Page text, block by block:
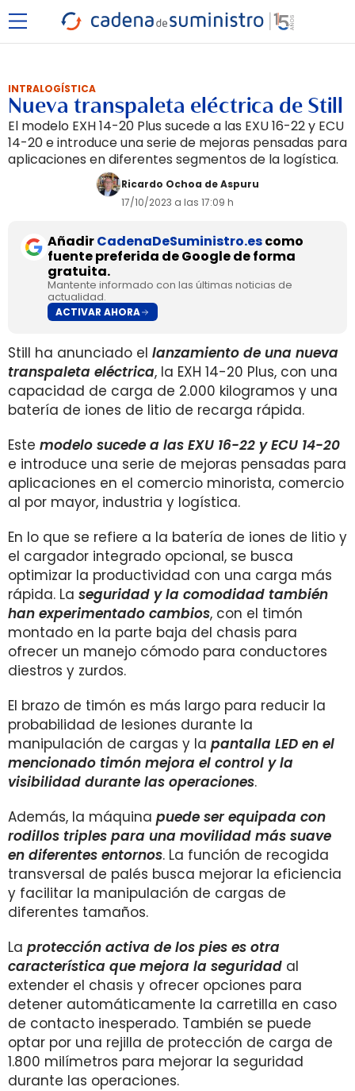
INTRALOGÍSTICA
Nueva transpaleta eléctrica de Still
El modelo EXH 14-20 Plus sucede a las EXU 16-22 y ECU
14-20 e introduce una serie de mejoras pensadas para
aplicaciones en diferentes segmentos de la logística.
Ricardo Ochoa de Aspuru
17/10/2023 a las 17:09 h
AñadirCadenaDeSuministro.escomo
fuente preferida de Google de forma
gratuita.
Mantente informado con las últimas noticias de
actualidad.
ACTIVAR AHORA
Still ha anunciado el lanzamiento de una nueva
transpaleta eléctrica, la EXH 14-20 Plus, con una
capacidad de carga de 2.000 kilogramos y una
batería de iones de litio de recarga rápida.
Este modelo sucede a las EXU 16-22 y ECU 14-20
e introduce una serie de mejoras pensadas para
aplicaciones en el comercio minorista, comercio
al por mayor, industria y logística.
En lo que se refiere a la batería de iones de litio y
el cargador integrado opcional, se busca
optimizar la productividad con una carga más
rápida. La seguridad y la comodidad también
han experimentado cambios, con el timón
montado en la parte baja del chasis para
ofrecer un manejo cómodo para conductores
diestros y zurdos.
El brazo de timón es más largo para reducir la
probabilidad de lesiones durante la
manipulación de cargas y la pantalla LED en el
mencionado timón mejora el control y la
visibilidad durante las operaciones.
Además, la máquina puede ser equipada con
rodillos triples para una movilidad más suave
en diferentes entornos. La función de recogida
transversal de palés busca mejorar la eficiencia
y facilitar la manipulación de cargas de
diferentes tamaños.
La protección activa de los pies es otra
característica que mejora la seguridad al
extender el chasis y ofrecer opciones para
detener automáticamente la carretilla en caso
de contacto inesperado. También se puede
optar por una rejilla de protección de carga de
1.800 milímetros para mejorar la seguridad
durante las operaciones.